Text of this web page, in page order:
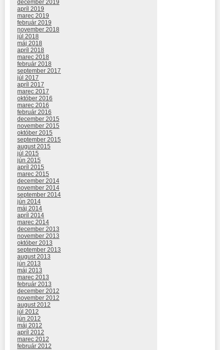
december 2019
apríl 2019
marec 2019
február 2019
november 2018
júl 2018
máj 2018
apríl 2018
marec 2018
február 2018
september 2017
júl 2017
apríl 2017
marec 2017
október 2016
marec 2016
február 2016
december 2015
november 2015
október 2015
september 2015
august 2015
júl 2015
jún 2015
apríl 2015
marec 2015
december 2014
november 2014
september 2014
jún 2014
máj 2014
apríl 2014
marec 2014
december 2013
november 2013
október 2013
september 2013
august 2013
jún 2013
máj 2013
marec 2013
február 2013
december 2012
november 2012
august 2012
júl 2012
jún 2012
máj 2012
apríl 2012
marec 2012
február 2012